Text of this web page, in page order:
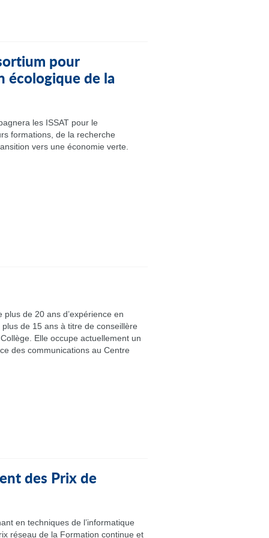
pour
écologique de la
les ISSAT pour le
formations, de la recherche
vers une économie verte.
de 20 ans d’expérience en
de 15 ans à titre de conseillère
Elle occupe actuellement un
des communications au Centre
des Prix de
en techniques de l’informatique
réseau de la Formation continue et